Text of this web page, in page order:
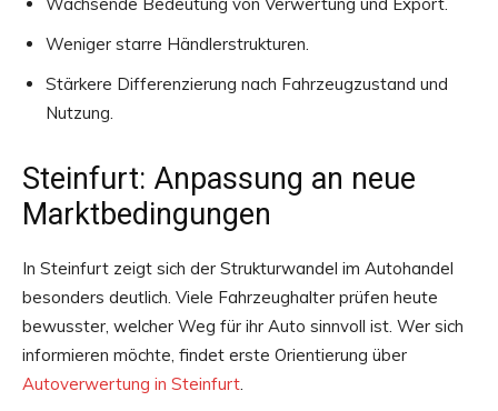
Wachsende Bedeutung von Verwertung und Export.
Weniger starre Händlerstrukturen.
Stärkere Differenzierung nach Fahrzeugzustand und
Nutzung.
Steinfurt: Anpassung an neue
Marktbedingungen
In Steinfurt zeigt sich der Strukturwandel im Autohandel
besonders deutlich. Viele Fahrzeughalter prüfen heute
bewusster, welcher Weg für ihr Auto sinnvoll ist. Wer sich
informieren möchte, findet erste Orientierung über
Autoverwertung in Steinfurt.